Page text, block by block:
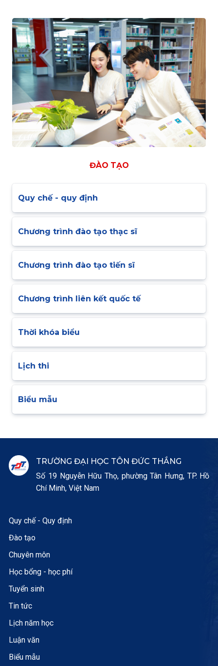
ĐÀO TẠO
Quy chế - quy định
Chương trình đào tạo thạc sĩ
Chương trình đào tạo tiến sĩ
Chương trình liên kết quốc tế
Thời khóa biểu
Lịch thi
Biểu mẫu
TRƯỜNG ĐẠI HỌC TÔN ĐỨC THẮNG
Số 19 Nguyễn Hữu Thọ, phường Tân Hưng, TP. Hồ
Chí Minh, Việt Nam
Quy chế - Quy định
Đào tạo
Chuyên môn
Học bổng - học phí
Tuyển sinh
Tin tức
Lịch năm học
Luận văn
Biểu mẫu